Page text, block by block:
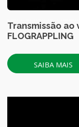
Transmissão
FLOGRAPPLING
SAIBA MAIS